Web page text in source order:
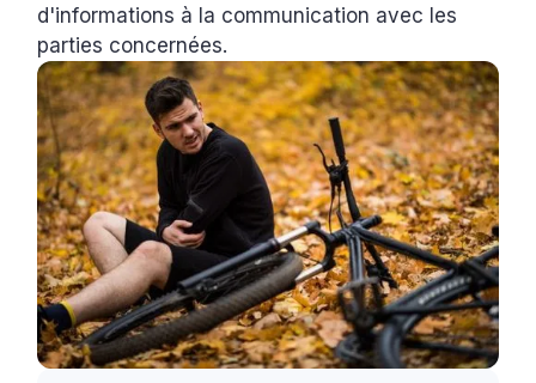
d'informations à la communication avec les
parties concernées.